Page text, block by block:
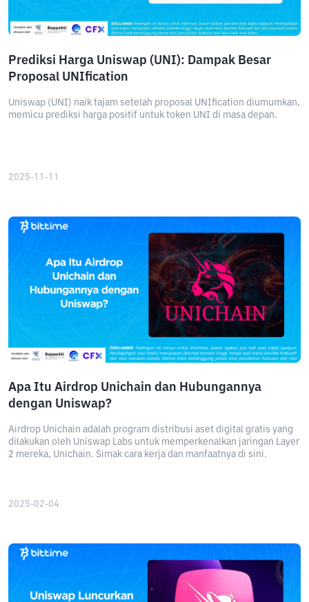
Prediksi Harga Uniswap (UNI): Dampak Besar
Proposal UNIfication
Uniswap (UNI) naik tajam setelah proposal UNIfication diumumkan,
memicu prediksi harga positif untuk token UNI di masa depan.
2025-11-11
Apa Itu Airdrop Unichain dan Hubungannya
dengan Uniswap?
Airdrop Unichain adalah program distribusi aset digital gratis yang
dilakukan oleh Uniswap Labs untuk memperkenalkan jaringan Layer
2 mereka, Unichain. Simak cara kerja dan manfaatnya di sini.
2025-02-04